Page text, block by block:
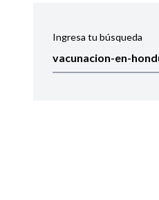
Ingresa tu búsqueda